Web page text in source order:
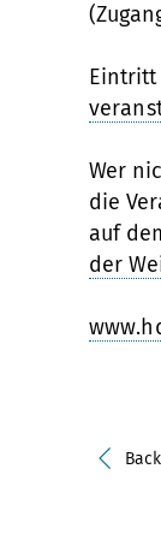
Eintritt
Wer
die
auf
der
Back